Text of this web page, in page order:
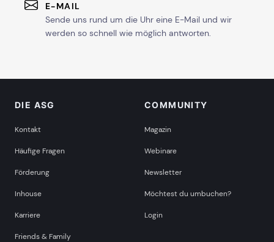
E-MAIL
Sende uns rund um die Uhr eine E-Mail und wir
werden so schnell wie möglich antworten.
DIE ASG
Kontakt
Häufige Fragen
Förderung
Inhouse
Karriere
Friends & Family
COMMUNITY
Magazin
Webinare
Newsletter
Möchtest du umbuchen?
Login